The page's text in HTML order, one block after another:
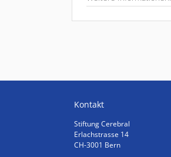
Kontakt
Stiftung Cerebral
Erlachstrasse 14
CH-3001 Bern